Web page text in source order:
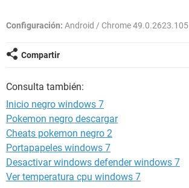
Configuración: Android / Chrome 49.0.2623.105
Compartir
Consulta también:
Inicio negro windows 7
Pokemon negro descargar
Cheats pokemon negro 2
Portapapeles windows 7
Desactivar windows defender windows 7
Ver temperatura cpu windows 7